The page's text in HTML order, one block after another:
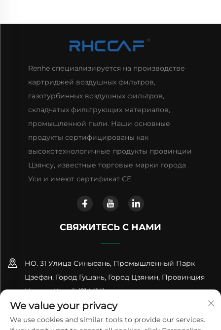
Renhe специализируется на производстве
картриджей воздушных фильтров,
газотурбинных воздушных фильтров,
складчатых фильтрующих материалов,
промышленной пыли. Наши основные
продукты сертифицированы как
высокотехнологичные продукты провинции
Цзянсу, известные торговые марки города
Уси и имеют сертификат CE.
СВЯЖИТЕСЬ С НАМИ
НО. 31 Улица Синьюань, Промышленный Парк
Цзефан, Город Гушань, Город Цзянин, Провинция
Цзянсу, Китай (214414)
+86-18961600368
We value your privacy
We use cookies and similar tools to provide our services.